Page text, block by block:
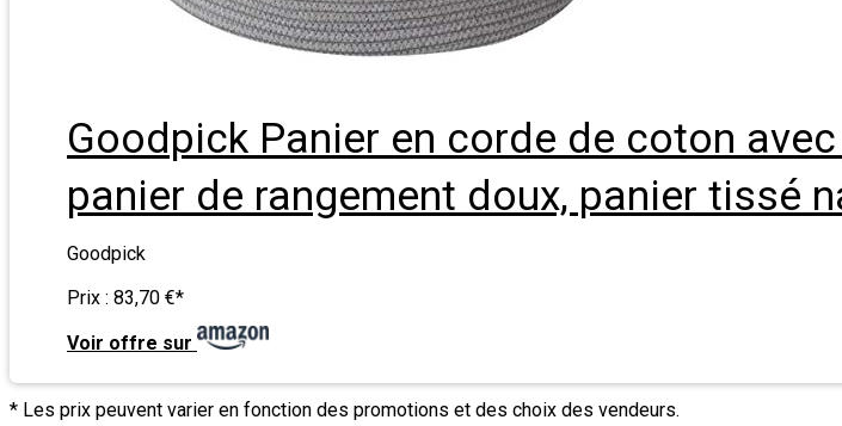
Goodpick Panier en corde de coton
panier de rangement doux, panier tissé
Goodpick
Prix : 83,70 €*
Voir offre sur
* Les prix peuvent varier en fonction des promotions et des choix des vendeurs.